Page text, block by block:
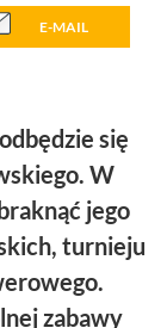
E-MAIL
się
W
jego
turnieju
zabawy